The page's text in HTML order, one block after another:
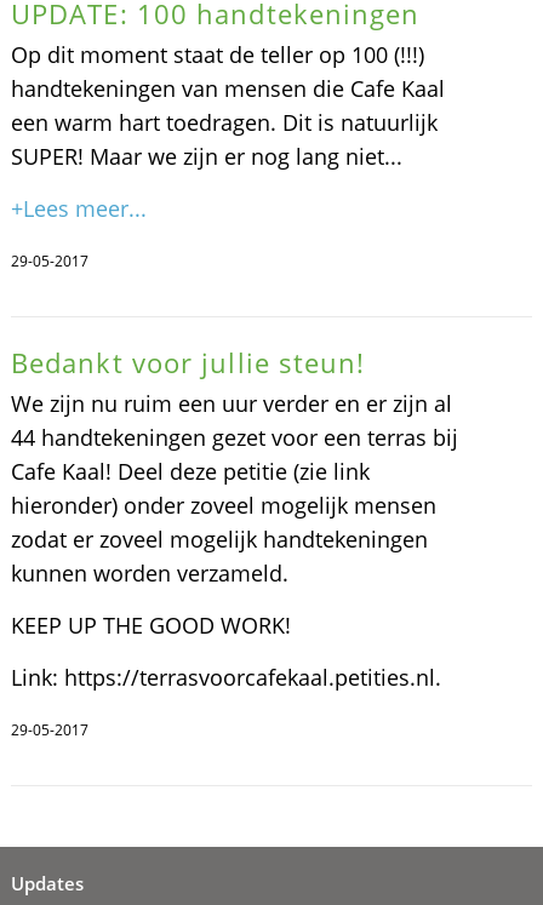
UPDATE: 100 handtekeningen
Op dit moment staat de teller op 100 (!!!)
handtekeningen van mensen die Cafe Kaal
een warm hart toedragen. Dit is natuurlijk
SUPER! Maar we zijn er nog lang niet...
+Lees meer...
29-05-2017
Bedankt voor jullie steun!
We zijn nu ruim een uur verder en er zijn al
44 handtekeningen gezet voor een terras bij
Cafe Kaal! Deel deze petitie (zie link
hieronder) onder zoveel mogelijk mensen
zodat er zoveel mogelijk handtekeningen
kunnen worden verzameld.
KEEP UP THE GOOD WORK!
Link: https://terrasvoorcafekaal.petities.nl.
29-05-2017
Updates